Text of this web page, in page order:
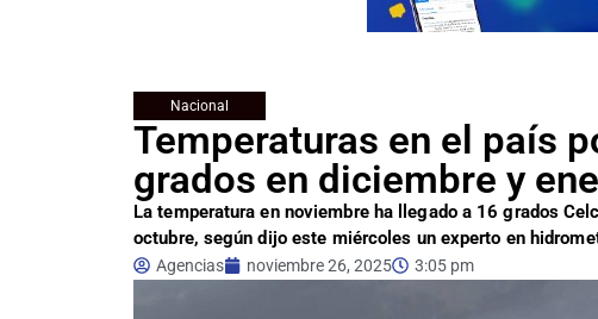
Nacional
Temperaturas en el país
grados en diciembre y
La temperatura en noviembre ha llegado a 16 grados
octubre, según dijo este miércoles un experto en
Agencias noviembre 26, 2025 3:05 pm